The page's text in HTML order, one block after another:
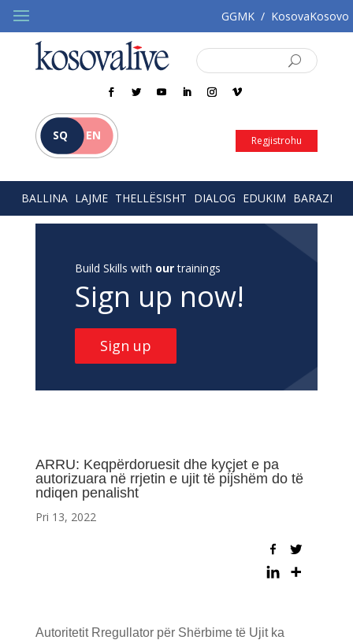
GGMK / KosovaKosovo
SQ EN Regjistrohu
BALLINA LAJME THELLËSISHT DIALOG EDUKIM BARAZI
Build Skills with ourtrainings
Sign up now!
Sign up
ARRU: Keqpërdoruesit dhe kyçjet e pa
autorizuara në rrjetin e ujit të pijshëm do të
ndiqen penalisht
Pri 13, 2022
Autoritetit Rregullator për Shërbime të Ujit ka